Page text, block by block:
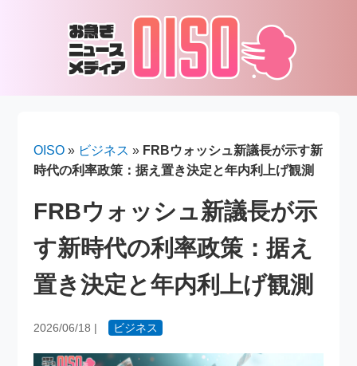
OISO » ビジネス » FRBウォッシュ新議長が示す新
時代の利率政策：据え置き決定と年内利上げ観測
FRBウォッシュ新議長が示
す新時代の利率政策：据え
置き決定と年内利上げ観測
2026/06/18 | ビジネス